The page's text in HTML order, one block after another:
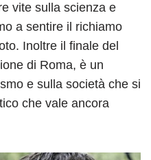
vite sulla scienza e
a sentire il richiamo
Inoltre il finale del
di Roma, è un
e sulla società che si
che vale ancora